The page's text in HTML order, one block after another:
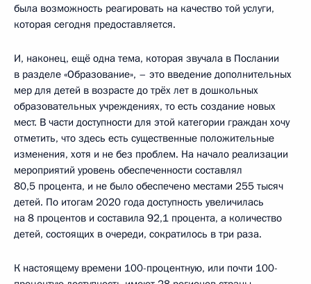
была возможность реагировать на качество той услуги,
которая сегодня предоставляется.
И, наконец, ещё одна тема, которая звучала в Послании
в разделе «Образование», – это введение дополнительных
мер для детей в возрасте до трёх лет в дошкольных
образовательных учреждениях, то есть создание новых
мест. В части доступности для этой категории граждан хочу
отметить, что здесь есть существенные положительные
изменения, хотя и не без проблем. На начало реализации
мероприятий уровень обеспеченности составлял
80,5 процента, и не было обеспечено местами 255 тысяч
детей. По итогам 2020 года доступность увеличилась
на 8 процентов и составила 92,1 процента, а количество
детей, состоящих в очереди, сократилось в три раза.
К настоящему времени 100-процентную, или почти 100-